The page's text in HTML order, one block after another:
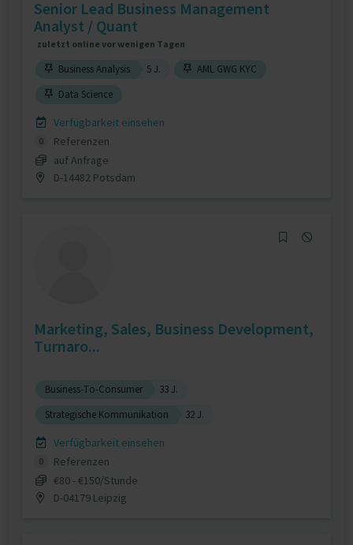
Senior Lead Business Management
Analyst / Quant
zuletzt online vor wenigen Tagen
Business Analysis 5 J.
AML GWG KYC
Data Science
Verfügbarkeit einsehen
0
Referenzen
auf Anfrage
D-14482 Potsdam
Marketing, Sales, Business Development,
Turnaro...
Business-To-Consumer
33 J.
Strategische Kommunikation
32 J.
Verfügbarkeit einsehen
0
Referenzen
€80 - €150/Stunde
D-04179 Leipzig